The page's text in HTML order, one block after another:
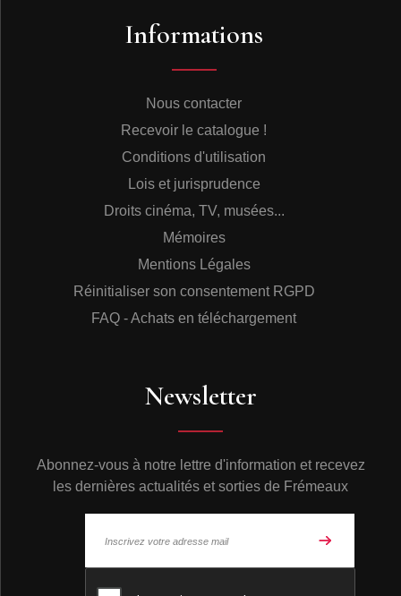
Informations
Nous contacter
Recevoir le catalogue !
Conditions d'utilisation
Lois et jurisprudence
Droits cinéma, TV, musées...
Mémoires
Mentions Légales
Réinitialiser son consentement RGPD
FAQ - Achats en téléchargement
Newsletter
Abonnez-vous à notre lettre d'information et recevez
les dernières actualités et sorties de Frémeaux